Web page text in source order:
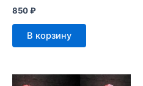
850₽
В корзину